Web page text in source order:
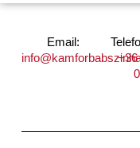
Email:
+36